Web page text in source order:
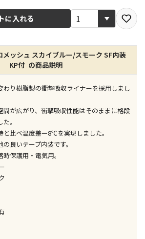
受取を選択できる商品です
受取できる商品です（宅配便でのお届けが
）
の商品は、全て同じ店舗での受取となりま
のみで受取ができる商品です（宅配便での
の商品は、全て同じ店舗での受取となりま
よりお届けする商品です
の同時購入はできません。お手数です
手続きを分けてお買い求めください
の代金引換は選択できません。
できません。
お届けする商品です（店舗受取は選択でき
舗受取」「宅配のみ」マークの商品のみ
能です
に入れる
メッシュ スカイブルー/スモーク SF内装
KP付 の商品説明
り樹脂製の衝撃吸収ライナーを採用しまし
が広がり、衝撃吸収性能はそのままに格段
。
比べ温度差ー8℃を実現しました。
良いテープ内装です。
保護用・電気用。